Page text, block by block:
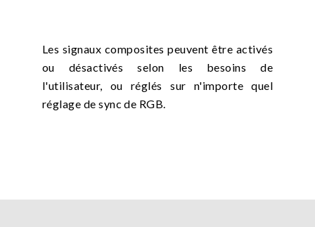
Les signaux composites peuvent être activés
ou désactivés selon les besoins de
l'utilisateur, ou réglés sur n'importe quel
réglage de sync de RGB.